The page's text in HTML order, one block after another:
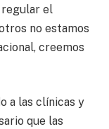
regular el
no estamos
creemos
a las clínicas y
que las